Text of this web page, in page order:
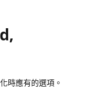
時應有的選項。